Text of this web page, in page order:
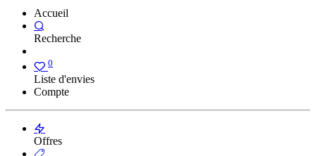
Accueil
Recherche
0
Liste d'envies
Compte
Offres